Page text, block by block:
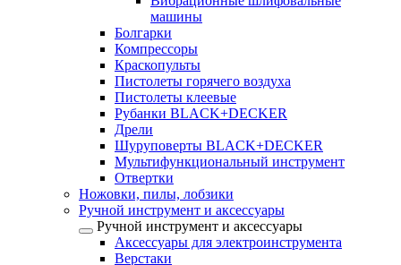
машины
Болгарки
Компрессоры
Краскопульты
Пистолеты горячего воздуха
Пистолеты клеевые
Рубанки BLACK+DECKER
Дрели
Шуруповерты BLACK+DECKER
Мультифункциональный инструмент
Отвертки
Ножовки, пилы, лобзики
Ручной инструмент и аксессуары
Ручной инструмент и аксессуары
Аксессуары для электроинструмента
Верстаки